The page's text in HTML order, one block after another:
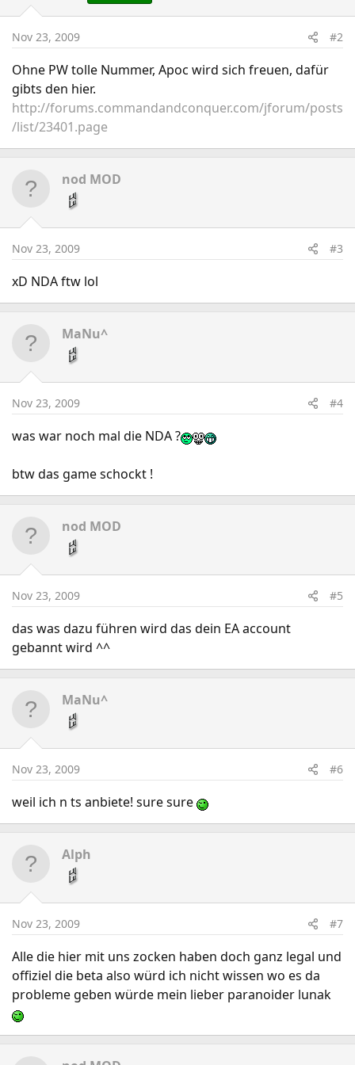
Nov 23, 2009 #2
Ohne PW tolle Nummer, Apoc wird sich freuen, dafür
gibts den hier.
http://forums.commandandconquer.com/jforum/posts
/list/23401.page
nod MOD
Nov 23, 2009 #3
xD NDA ftw lol
MaNu^
Nov 23, 2009 #4
was war noch mal die NDA ?
btw das game schockt !
nod MOD
Nov 23, 2009 #5
das was dazu führen wird das dein EA account
gebannt wird ^^
MaNu^
Nov 23, 2009 #6
weil ich n ts anbiete! sure sure
Alph
Nov 23, 2009 #7
Alle die hier mit uns zocken haben doch ganz legal und
offiziel die beta also würd ich nicht wissen wo es da
probleme geben würde mein lieber paranoider lunak